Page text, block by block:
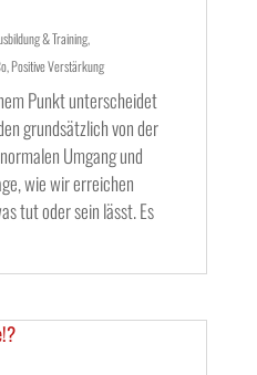
& Training,
,Positive Verstärkung
Punkt unterscheidet
grundsätzlich von der
Umgang und
wie wir erreichen
tut oder sein lässt. Es